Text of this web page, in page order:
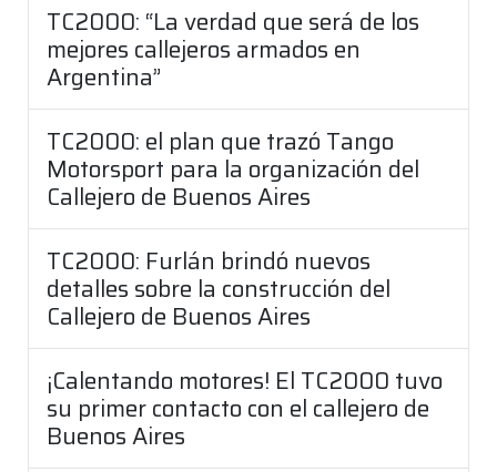
TC2000: “La verdad que será de los
mejores callejeros armados en
Argentina”
TC2000: el plan que trazó Tango
Motorsport para la organización del
Callejero de Buenos Aires
TC2000: Furlán brindó nuevos
detalles sobre la construcción del
Callejero de Buenos Aires
¡Calentando motores! El TC2000 tuvo
su primer contacto con el callejero de
Buenos Aires